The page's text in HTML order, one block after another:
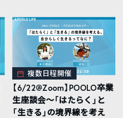
複数日程開催
【6/22@Zoom】POOLO卒業
生座談会〜「はたらく」と
「生きる」の境界線を考え